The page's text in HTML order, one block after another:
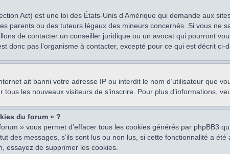
Act) est une loi des États-Unis d’Amérique qui demande aux
parents ou des tuteurs légaux des mineurs concernés. Si vous ne
de contacter un conseiller juridique ou un avocat qui pourront
donc pas l’organisme à contacter, excepté pour ce qui est décrit ci-
ait banni votre adresse IP ou interdit le nom d’utilisateur que
tous les nouveaux visiteurs de s’inscrire. Pour plus d’informations,
du forum » ?
» vous permet d’effacer tous les cookies générés par phpBB3
des messages, s’ils sont lus ou non lus, si cette fonctionnalité a
essayez de supprimer les cookies.